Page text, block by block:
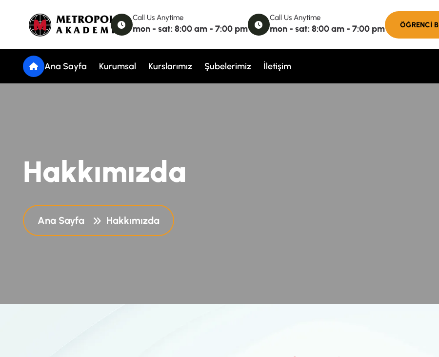
Call Us Anytime
mon - sat: 8:00 am - 7:00 pm
Call Us Anytime
mon - sat: 8:00 am - 7:00 pm
Ana Sayfa Kurumsal Kurslarımız Şubelerimiz İletişim
Hakkımızda
Ana Sayfa Hakkımızda